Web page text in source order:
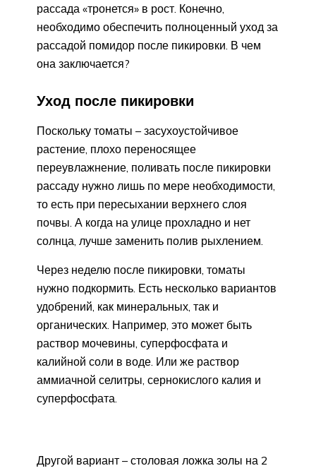
рассада «тронется» в рост. Конечно,
необходимо обеспечить полноценный уход за
рассадой помидор после пикировки. В чем
она заключается?
Уход после пикировки
Поскольку томаты – засухоустойчивое
растение, плохо переносящее
переувлажнение, поливать после пикировки
рассаду нужно лишь по мере необходимости,
то есть при пересыхании верхнего слоя
почвы. А когда на улице прохладно и нет
солнца, лучше заменить полив рыхлением.
Через неделю после пикировки, томаты
нужно подкормить. Есть несколько вариантов
удобрений, как минеральных, так и
органических. Например, это может быть
раствор мочевины, суперфосфата и
калийной соли в воде. Или же раствор
аммиачной селитры, сернокислого калия и
суперфосфата.
Другой вариант – столовая ложка золы на 2